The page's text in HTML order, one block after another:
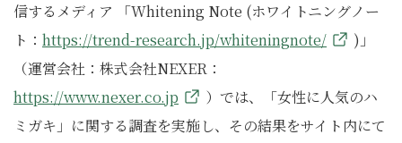
信するメディア 「Whitening Note (ホワイトニングノー
ト： https://trend-research.jp/whiteningnote/
)」
（運営会社：株式会社NEXER：
https://www.nexer.co.jp
）では、「女性に人気のハ
ミガキ」に関する調査を実施し、その結果をサイト内にて